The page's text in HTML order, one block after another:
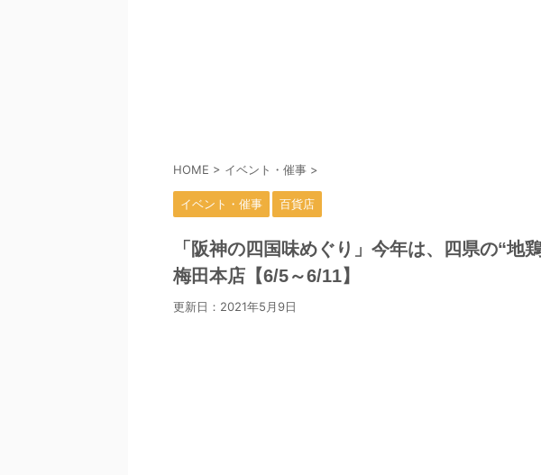
HOME > イベント・催事 >
イベント・催事 百貨店
「阪神の四国味めぐり」今年は、四県の“地
梅田本店【6/5～6/11】
更新日： 2021年5月9日